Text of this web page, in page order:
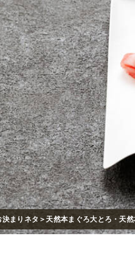
決まりネタ＞天然本まぐろ大とろ・天